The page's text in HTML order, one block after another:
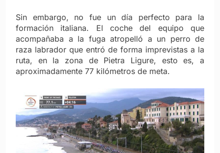
Sin embargo, no fue un día perfecto para la
formación italiana. El coche del equipo que
acompañaba a la fuga atropelló a un perro de
raza labrador que entró de forma imprevistas a la
ruta, en la zona de Pietra Ligure, esto es, a
aproximadamente 77 kilómetros de meta.